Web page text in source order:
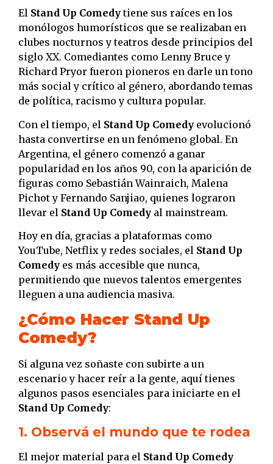
El Stand Up Comedytiene sus raíces en los
monólogos humorísticos que se realizaban en
clubes nocturnos y teatros desde principios del
siglo XX. Comediantes como Lenny Bruce y
Richard Pryor fueron pioneros en darle un tono
más social y crítico al género, abordando temas
de política, racismo y cultura popular.
Con el tiempo, el Stand Up Comedy evolucionó
hasta convertirse en un fenómeno global. En
Argentina, el género comenzó a ganar
popularidad en los años 90, con la aparición de
figuras como Sebastián Wainraich, Malena
Pichot y Fernando Sanjiao, quienes lograron
llevar el Stand Up Comedy al mainstream.
Hoy en día, gracias a plataformas como
YouTube, Netflix y redes sociales, el Stand Up
Comedy es más accesible que nunca,
permitiendo que nuevos talentos emergentes
lleguen a una audiencia masiva.
¿Cómo Hacer Stand Up
Comedy?
Si alguna vez soñaste con subirte a un
escenario y hacer reír a la gente, aquí tienes
algunos pasos esenciales para iniciarte en el
Stand Up Comedy:
1. Observá el mundo que te rodea
El mejor material para el Stand Up Comedy